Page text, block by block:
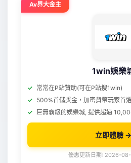
Av界大金主
1win娛樂
常常在P站贊助(可在P站搜1win)
500%首儲獎金，加密貨幣玩家首
巨無霸級的娛樂城, 提供超過
立即體驗 →
優惠更新日期: 2026-